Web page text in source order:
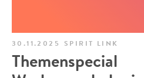
30.11.2025 SPIRIT LINK
Themenspecial